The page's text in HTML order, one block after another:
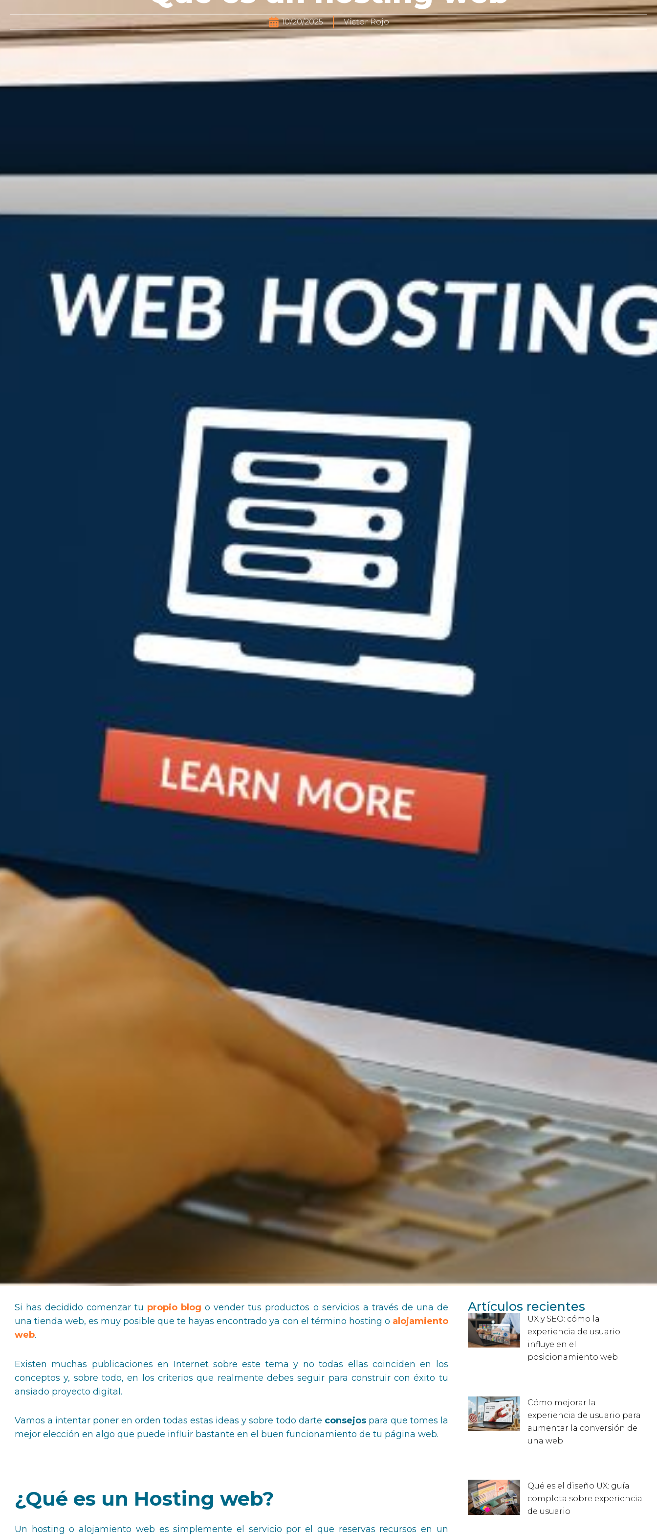
10/20/2025 Víctor Rojo
Si has decidido comenzar tu propio blog o vender tus productos o servicios a través de una de
una tienda web, es muy posible que te hayas encontrado ya con el término hosting o alojamiento
web.
Existen muchas publicaciones en Internet sobre este tema y no todas ellas coinciden en los
conceptos y, sobre todo, en los criterios que realmente debes seguir para construir con éxito tu
ansiado proyecto digital.
Vamos a intentar poner en orden todas estas ideas y sobre todo darte consejospara que tomes la
mejor elección en algo que puede influir bastante en el buen funcionamiento de tu página web.
¿Qué es un Hosting web?
Un hosting o alojamiento web es simplemente el servicio por el que reservas recursos en un
Artículos recientes
UX y SEO: cómo la
experiencia de usuario
influye en el
posicionamiento web
Cómo mejorar la
experiencia de usuario para
aumentar la conversión de
una web
Qué es el diseño UX: guía
completa sobre experiencia
de usuario